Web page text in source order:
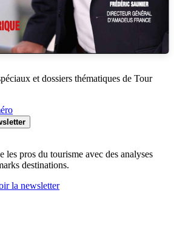
et dossiers thématiques de Tour
les pros du tourisme avec des analyses
destinations.
la newsletter